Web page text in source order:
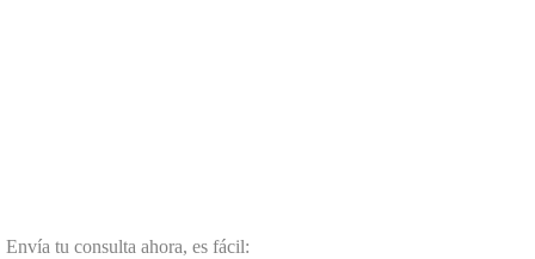
Envía tu consulta ahora, es fácil: